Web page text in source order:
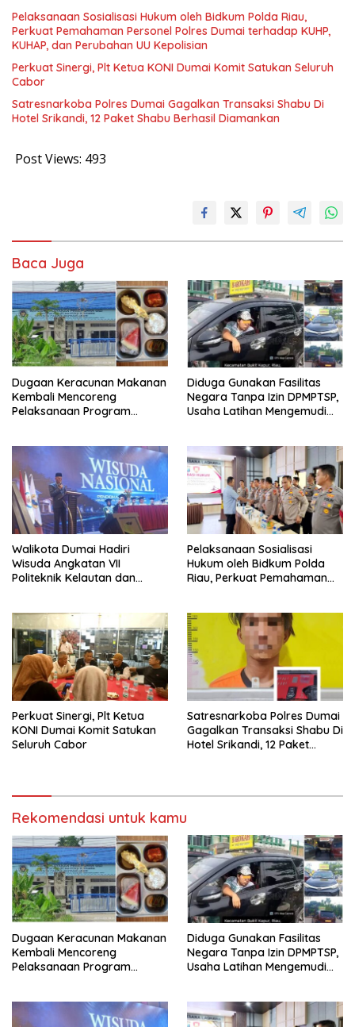
Pelaksanaan Sosialisasi Hukum oleh Bidkum Polda Riau,
Perkuat Pemahaman Personel Polres Dumai terhadap KUHP,
KUHAP, dan Perubahan UU Kepolisian
Perkuat Sinergi, Plt Ketua KONI Dumai Komit Satukan Seluruh
Cabor
Satresnarkoba Polres Dumai Gagalkan Transaksi Shabu Di
Hotel Srikandi, 12 Paket Shabu Berhasil Diamankan
Post Views: 493
Baca Juga
Dugaan Keracunan Makanan
Kembali Mencoreng
Pelaksanaan Program
Bersama Kota Dumai
Diduga Gunakan Fasilitas
Negara Tanpa Izin DPMPTSP,
Usaha Latihan Mengemudi
Walikota Dumai Hadiri
Wisuda Angkatan VII
Politeknik Kelautan dan
Pelaksanaan Sosialisasi
Hukum oleh Bidkum Polda
Riau, Perkuat Pemahaman
Perubahan UU Kepolisian
Perkuat Sinergi, Plt Ketua
KONI Dumai Komit Satukan
Seluruh Cabor
Satresnarkoba Polres Dumai
Gagalkan Transaksi Shabu Di
Hotel Srikandi, 12 Paket
Rekomendasi untuk kamu
Dugaan Keracunan Makanan
Kembali Mencoreng
Pelaksanaan Program
Bersama Kota Dumai
Diduga Gunakan Fasilitas
Negara Tanpa Izin DPMPTSP,
Usaha Latihan Mengemudi